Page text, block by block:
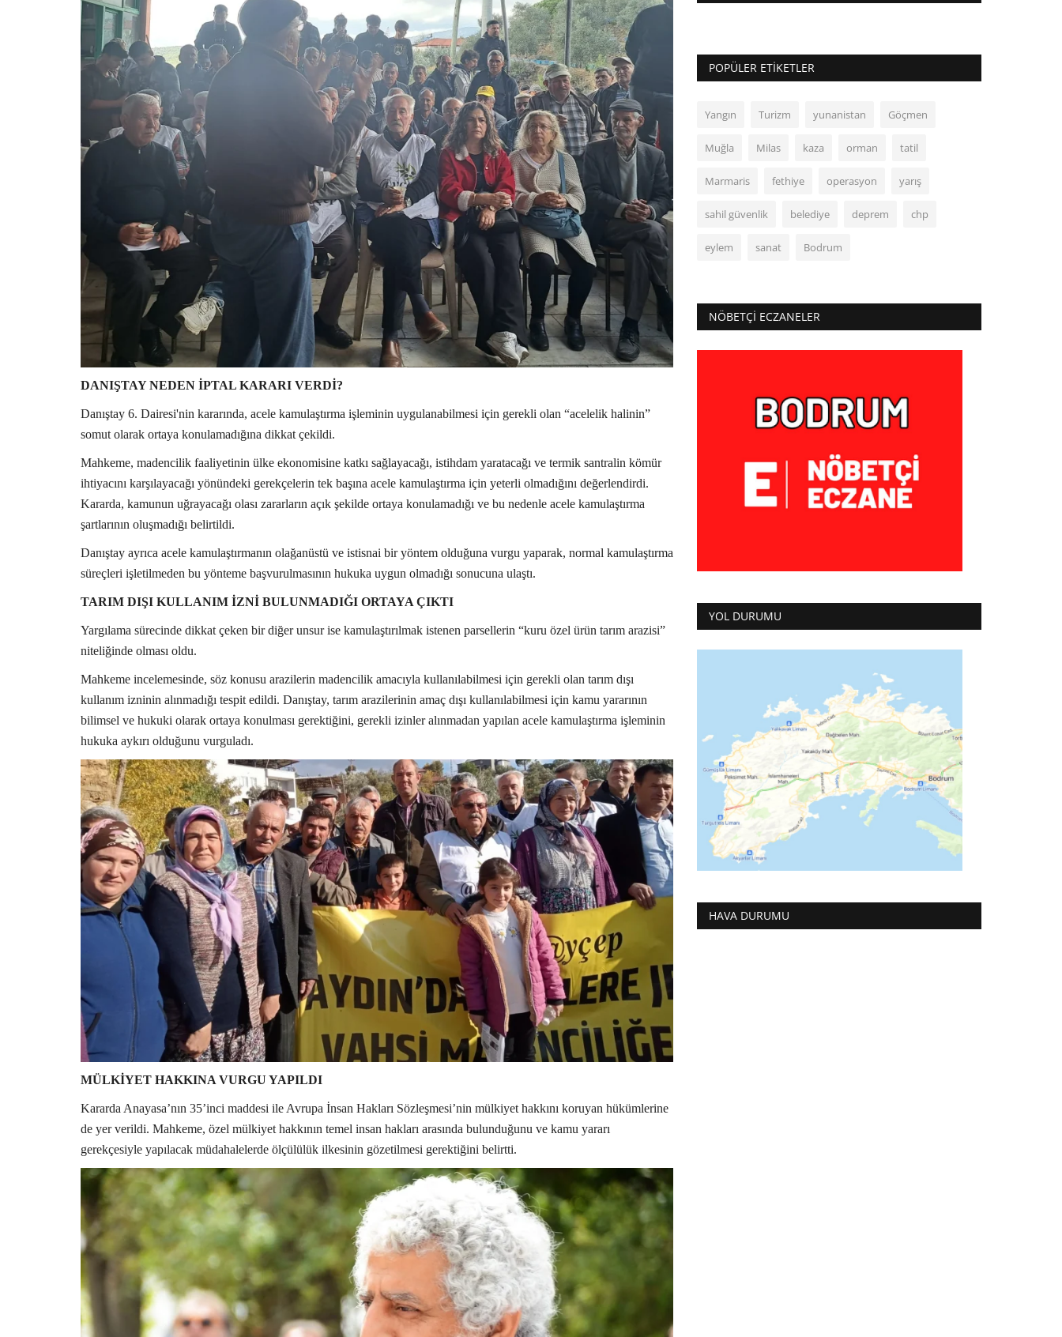
DANIŞTAY NEDEN İPTAL KARARI VERDİ?
Danıştay 6. Dairesi'nin kararında, acele kamulaştırma işleminin uygulanabilmesi için gerekli olan “acelelik halinin”
somut olarak ortaya konulamadığına dikkat çekildi.
Mahkeme, madencilik faaliyetinin ülke ekonomisine katkı sağlayacağı, istihdam yaratacağı ve termik santralin kömür
ihtiyacını karşılayacağı yönündeki gerekçelerin tek başına acele kamulaştırma için yeterli olmadığını değerlendirdi.
Kararda, kamunun uğrayacağı olası zararların açık şekilde ortaya konulamadığı ve bu nedenle acele kamulaştırma
şartlarının oluşmadığı belirtildi.
Danıştay ayrıca acele kamulaştırmanın olağanüstü ve istisnai bir yöntem olduğuna vurgu yaparak, normal kamulaştırma
süreçleri işletilmeden bu yönteme başvurulmasının hukuka uygun olmadığı sonucuna ulaştı.
TARIM DIŞI KULLANIM İZNİ BULUNMADIĞI ORTAYA ÇIKTI
Yargılama sürecinde dikkat çeken bir diğer unsur ise kamulaştırılmak istenen parsellerin “kuru özel ürün tarım arazisi”
niteliğinde olması oldu.
Mahkeme incelemesinde, söz konusu arazilerin madencilik amacıyla kullanılabilmesi için gerekli olan tarım dışı
kullanım izninin alınmadığı tespit edildi. Danıştay, tarım arazilerinin amaç dışı kullanılabilmesi için kamu yararının
bilimsel ve hukuki olarak ortaya konulması gerektiğini, gerekli izinler alınmadan yapılan acele kamulaştırma işleminin
hukuka aykırı olduğunu vurguladı.
MÜLKİYET HAKKINA VURGU YAPILDI
Kararda Anayasa’nın 35’inci maddesi ile Avrupa İnsan Hakları Sözleşmesi’nin mülkiyet hakkını koruyan hükümlerine
de yer verildi. Mahkeme, özel mülkiyet hakkının temel insan hakları arasında bulunduğunu ve kamu yararı
gerekçesiyle yapılacak müdahalelerde ölçülülük ilkesinin gözetilmesi gerektiğini belirtti.
POPÜLER ETIKETLER
Yangın Turizm yunanistan Göçmen
Muğla Milas kaza orman tatil
Marmaris fethiye operasyon yarış
sahil güvenlik belediye deprem chp
eylem sanat Bodrum
NÖBETÇI ECZANELER
YOL DURUMU
HAVA DURUMU